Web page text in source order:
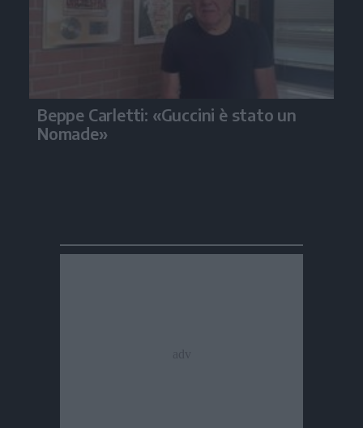
Beppe Carletti: «Guccini è stato un
Nomade»